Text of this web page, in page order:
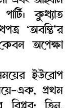
কুখ্যাত
‘অবন্তি’র
অপেক্ষা
ইউরোপ
এক, প্রথম